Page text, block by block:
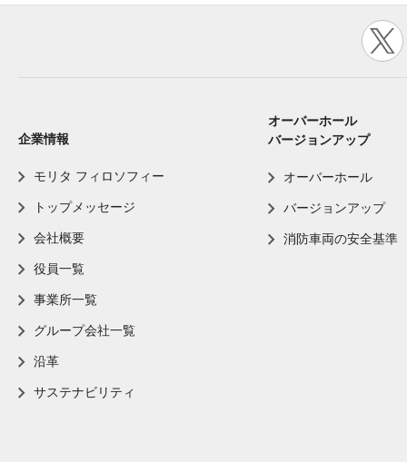
企業情報
モリタ フィロソフィー
トップメッセージ
会社概要
役員一覧
事業所一覧
グループ会社一覧
沿革
サステナビリティ
オーバーホール
バージョンアップ
オーバーホール
バージョンアップ
消防車両の安全基準